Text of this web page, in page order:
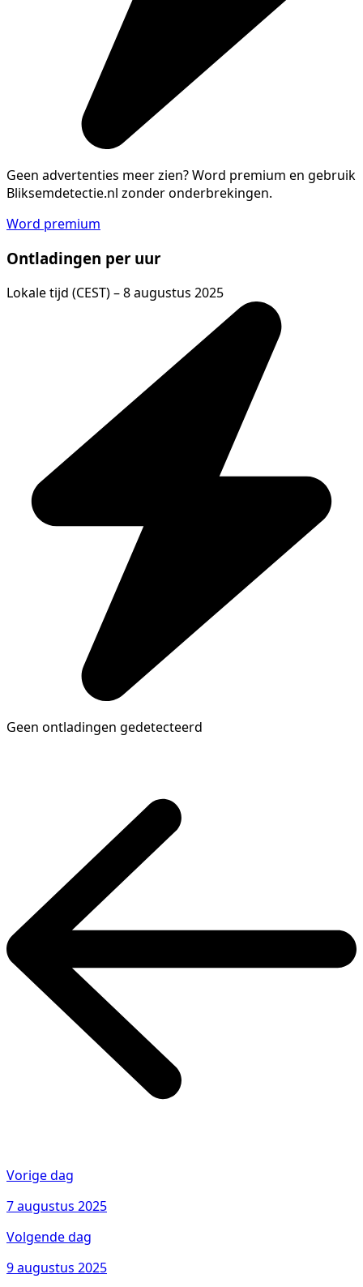
Geen advertenties meer zien?Word premium en gebruik
Bliksemdetectie.nl zonder onderbrekingen.
Word premium
Ontladingen per uur
Lokale tijd (CEST) – 8 augustus 2025
Geen ontladingen gedetecteerd
Vorige dag
7 augustus 2025
Volgende dag
9 augustus 2025